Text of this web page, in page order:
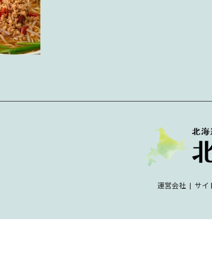
運営会社 サイ